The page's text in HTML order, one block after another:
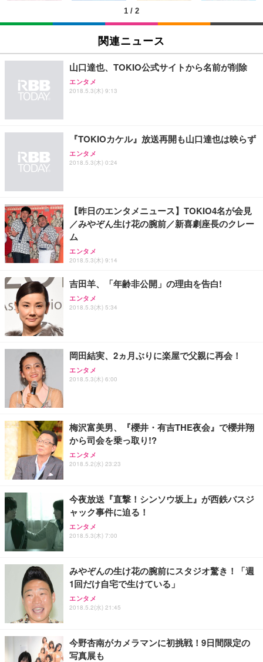
SIHOO B100 オフィスチェア／デスクチェア メッシ
ュチェア 人間工学 疲れない ブラック
￥27,999
Sezlife オフィスチェア デスクチェア 疲れない テレ
務用 おしゃれ パソコンチェア (ブラック)
Sezlife オフィスチェア デスクチェア 疲れない テレ
ワーク チェア 強化バックレスト 30度ロッキング機
務用 おしゃれ パソコンチェア (ホワイト)
ANDWINT オフィスチェア デスクチェア 肘なし メ
ッシュ 通気性 ランバーサポート付き 腰サポート ガ
ス圧無段階昇降 360度回転 キャスター付き コンパク
ト 幅52×奥行58.5×高さ84～96cm テレワーク 在宅
￥4,139
EIZO ビジネス向けプレミアムモニター | FlexScan
￥109,572
【純正品】27"ゲーミングモニター DualSense 充電
【整備済み品】Dell E2724HS 27インチ 液晶モニタ
ー フルHD（1920×1080）VA 非光沢 HDMI/DisplayP
【MiniLED/24.5inch/280Hz/FHD】GRAPHT THE S
HOOTER Gaming Monitor 24” Essential ゲーミン
グモニター QD 24.5インチ 1ms FHD 量子ドット 残
像低減 (3年保証 | 輝点保証 | 日本メーカー)
￥34,980
Amazonベーシック ペットシーツ 厚型 ワイド 42枚
x2袋(84枚) ホワイト(吸収面:ライトブルー)
￥3,234
ネオ・ルーライフ ネオ・オムツ L 中型犬用 26枚入
Smart Basic(スマートベーシック) 【Amazon.co.jp
限定】 Smart Basic アイリスオーヤマ ペットシーツ
アイリスオーヤマ ペットシーツ 超厚型 お徳用 レギ
ュラー 200枚入【Amazon.co.jp限定】
￥3,731
1 / 2
関連ニュース
山口達也、TOKIO公式サイトから名前が削除
エンタメ
2018.5.3(木) 9:13
『TOKIOカケル』放送再開も山口達也は映らず
エンタメ
2018.5.3(木) 0:24
【昨日のエンタメニュース】TOKIO4名が会見
／みやぞん生け花の腕前／新喜劇座長のクレー
ム
エンタメ
2018.5.3(木) 9:14
吉田羊、「年齢非公開」の理由を告白!
エンタメ
2018.5.3(木) 5:34
岡田結実、2ヵ月ぶりに楽屋で父親に再会！
エンタメ
2018.5.3(木) 6:00
梅沢富美男、『櫻井・有吉THE夜会』で櫻井翔
から司会を乗っ取り!?
エンタメ
2018.5.2(水) 23:23
今夜放送『直撃！シンソウ坂上』が西鉄バスジ
ャック事件に迫る！
エンタメ
2018.5.3(木) 7:00
みやぞんの生け花の腕前にスタジオ驚き！「週
1回だけ自宅で生けている」
エンタメ
2018.5.2(水) 21:45
今野杏南がカメラマンに初挑戦！9日間限定の
写真展も